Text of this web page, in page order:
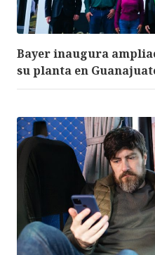
Bayer inaugura
su planta en